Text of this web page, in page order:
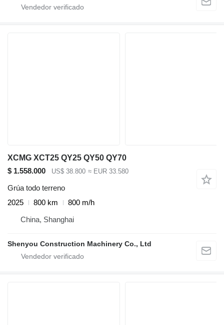
XCMG XCT25 QY25 QY50 QY70
$ 1.558.000
US$ 38.800 ≈ EUR 33.580
Grúa todo terreno
2025
800 km
800 m/h
China, Shanghai
Shenyou Construction Machinery Co., Ltd